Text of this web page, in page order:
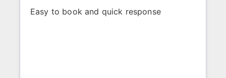
Easy to book and quick response